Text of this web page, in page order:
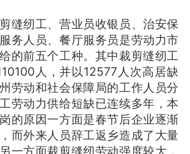
纫工、营业员收银员、治安保
务人员、餐厅服务员是劳动力市
的前五个工种。其中裁剪缝纫工
人，并以12577人次高居缺
劳动和社会保障局的工作人员分
劳动力供给短缺已连续多年，本
的原因一方面是春节后企业逐渐
而外来人员辞工返乡造成了大量
一方面裁剪缝纫劳动强度较大，